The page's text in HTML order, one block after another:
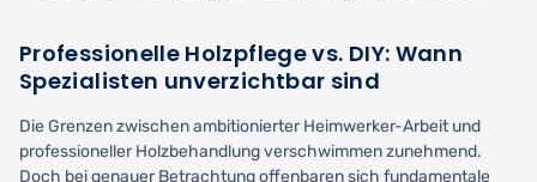
Professionelle Holzpflege vs. DIY: Wann
Spezialisten unverzichtbar sind
Die Grenzen zwischen ambitionierter Heimwerker-Arbeit und
professioneller Holzbehandlung verschwimmen zunehmend.
Doch bei genauer Betrachtung offenbaren sich fundamentale